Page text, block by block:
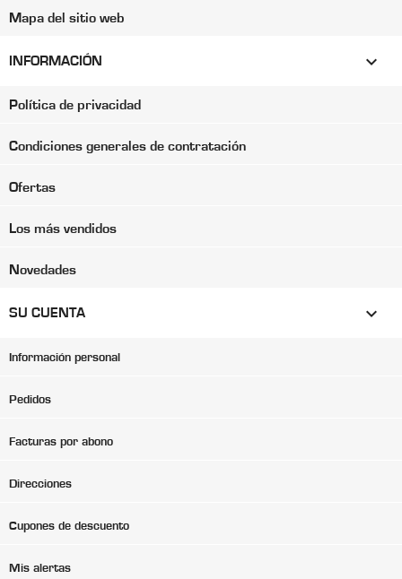
Mapa del sitio web
INFORMACIÓN 
Política de privacidad
Condiciones generales de contratación
Ofertas
Los más vendidos
Novedades
SU CUENTA 
Información personal
Pedidos
Facturas por abono
Direcciones
Cupones de descuento
Mis alertas